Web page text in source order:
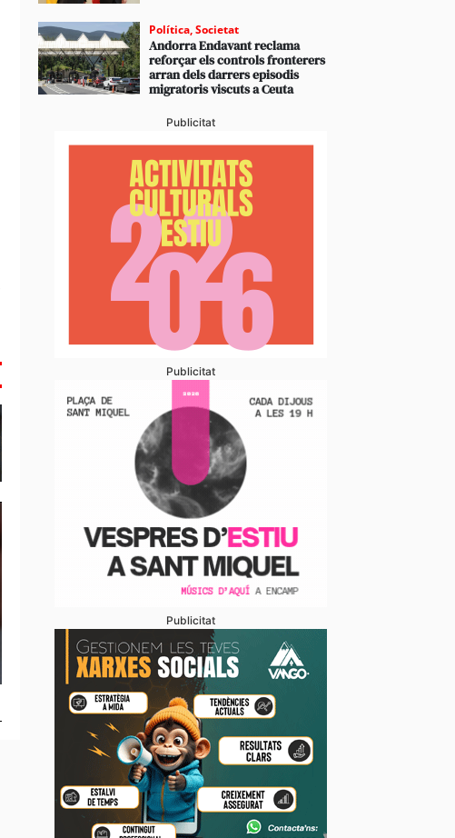
Portugal veu marge per ampliar el comerç amb el
missions empresarials
Política,Societat
Andorra Endavant reclama
reforçar els controls fronterers
arran dels darrers episodis
migratoris viscuts a Ceuta
Publicitat
Publicitat
Publicitat